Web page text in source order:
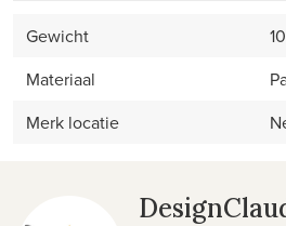
Gewicht
Materiaal
Merk locatie